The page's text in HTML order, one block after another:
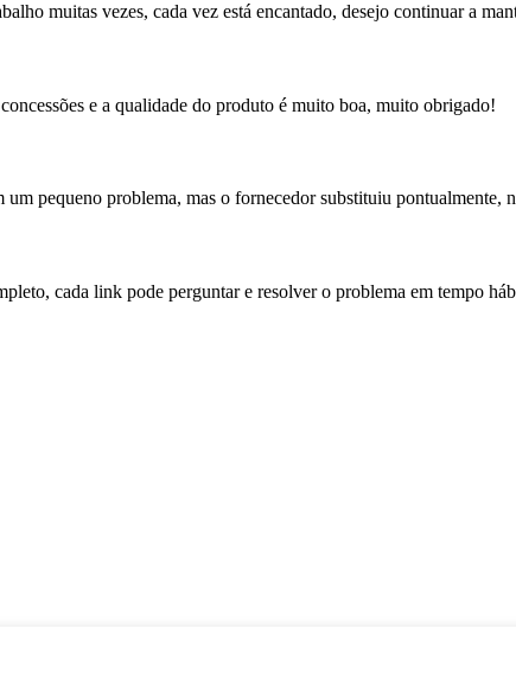
muitas vezes, cada vez está encantado, desejo continuar a
e a qualidade do produto é muito boa, muito obrigado!
pequeno problema, mas o fornecedor substituiu pontualmente,
cada link pode perguntar e resolver o problema em tempo